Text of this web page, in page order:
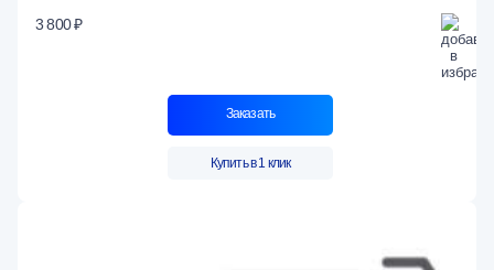
3 800 ₽
Заказать
Купить в 1 клик